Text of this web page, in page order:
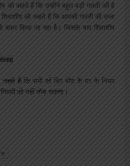
को कहते हैं कि उन्होंने बहुत बड़ी गलती की है
को कहते हैं कि आपकी गलती की सजा
किया जा रहा है। जिसके बाद शिवाशीष
हैं कि सभी को बिग बॉस के घर के नियम
को नहीं तोड़ सकता।